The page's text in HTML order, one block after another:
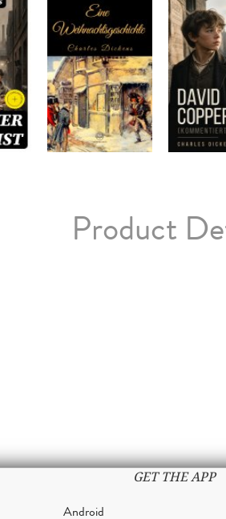
Product
GET THE APP
Android